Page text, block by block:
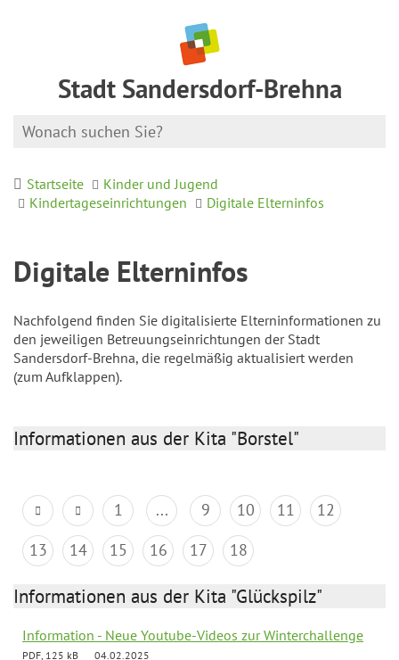
Stadt Sandersdorf-Brehna
Startseite
Kinder und Jugend
Kindertageseinrichtungen
Digitale Elterninfos
Digitale Elterninfos
Nachfolgend finden Sie digitalisierte Elterninformationen zu
den jeweiligen Betreuungseinrichtungen der Stadt
Sandersdorf-Brehna, die regelmäßig aktualisiert werden
(zum Aufklappen).
Informationen aus der Kita "Borstel"
1 ... 9 10 11
12
13
14 15 16 17 18
Informationen aus der Kita "Glückspilz"
Information - Neue Youtube-Videos zur Winterchallenge
PDF, 125 kB 04.02.2025